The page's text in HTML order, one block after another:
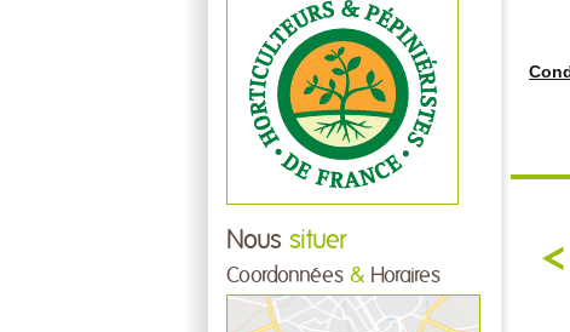
Nous situer
Coordonnées & Horaires